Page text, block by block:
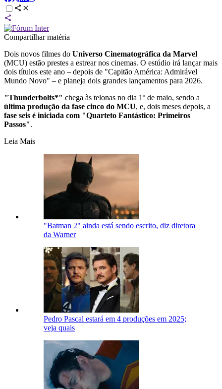
Compartilhar matéria
Dois novos filmes do Universo Cinematográfica da Marvel
(MCU) estão prestes a estrear nos cinemas. O estúdio irá lançar mais
dois títulos este ano – depois de "Capitão América: Admirável
Mundo Novo" – e planeja dois grandes lançamentos para 2026.
"Thunderbolts*" chega às telonas no dia 1º de maio, sendo a
última produção da fase cinco do MCU, e, dois meses depois, a
fase seis é iniciada com "Quarteto Fantástico: Primeiros
Passos".
Leia Mais
"Batman 2" ainda está sendo escrito, diz diretora
da Warner
Pedro Pascal estará em 4 produções em 2025;
veja quais